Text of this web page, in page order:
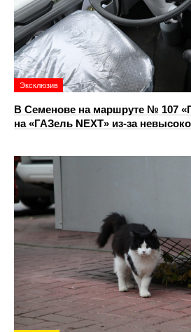
Эксклюзив
В Семенове на маршруте № 107
на «ГАЗель NEXT» из‑за